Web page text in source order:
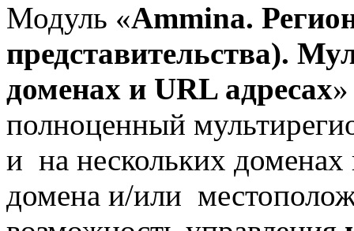
Модуль «Ammina.
представительства).
доменах и URL адресах
полноценный
и на нескольких
домена и/или